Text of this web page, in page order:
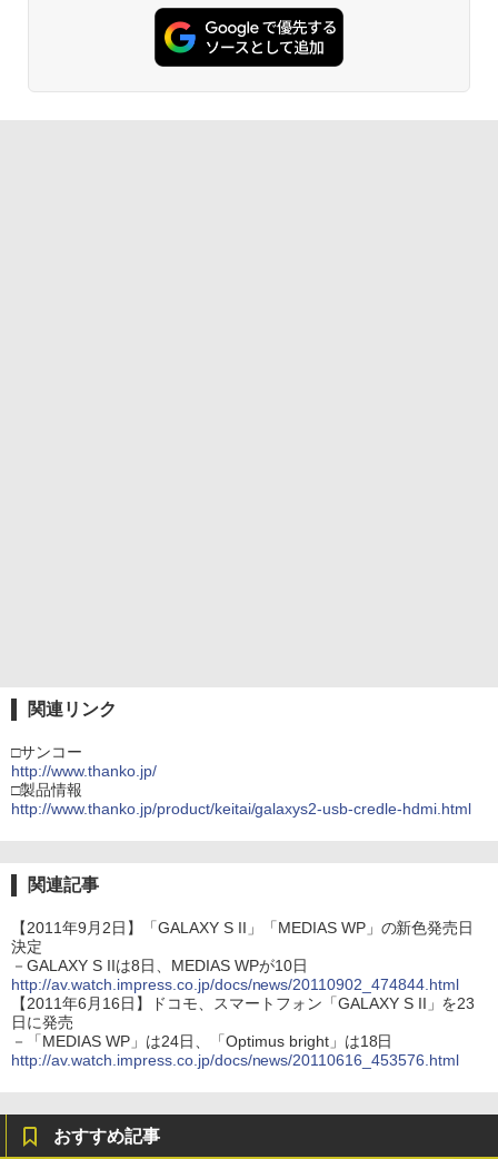
関連リンク
□サンコー
http://www.thanko.jp/
□製品情報
http://www.thanko.jp/product/keitai/galaxys2-usb-credle-hdmi.html
関連記事
【2011年9月2日】「GALAXY S II」「MEDIAS WP」の新色発売日
決定
－GALAXY S IIは8日、MEDIAS WPが10日
http://av.watch.impress.co.jp/docs/news/20110902_474844.html
【2011年6月16日】ドコモ、スマートフォン「GALAXY S II」を23
日に発売
－「MEDIAS WP」は24日、「Optimus bright」は18日
http://av.watch.impress.co.jp/docs/news/20110616_453576.html
おすすめ記事